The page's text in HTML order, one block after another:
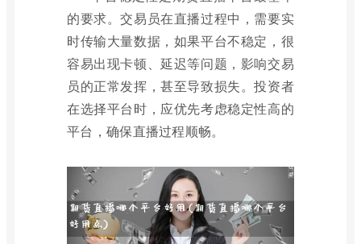
的要求。交易员在直播过程中，需要实
时传输大量数据，如果平台不稳定，很
容易出现卡顿、延迟等问题，影响交易
员的正常发挥，甚至导致损失。投资者
在选择平台时，应优先考虑稳定性高的
平台，确保直播过程顺畅。